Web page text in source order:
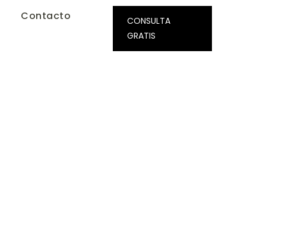
Contacto
CONSULTA
GRATIS